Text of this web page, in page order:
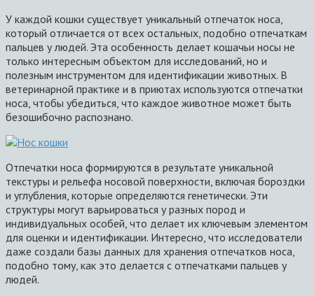
У каждой кошки существует уникальный отпечаток носа,
который отличается от всех остальных, подобно отпечаткам
пальцев у людей. Эта особенность делает кошачьи носы не
только интересным объектом для исследований, но и
полезным инструментом для идентификации животных. В
ветеринарной практике и в приютах используются отпечатки
носа, чтобы убедиться, что каждое животное может быть
безошибочно распознано.
Отпечатки носа формируются в результате уникальной
текстуры и рельефа носовой поверхности, включая бороздки
и углубления, которые определяются генетически. Эти
структуры могут варьироваться у разных пород и
индивидуальных особей, что делает их ключевым элементом
для оценки и идентификации. Интересно, что исследователи
даже создали базы данных для хранения отпечатков носа,
подобно тому, как это делается с отпечатками пальцев у
людей.